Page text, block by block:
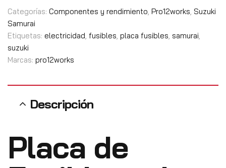
Categorías: Componentes y rendimiento, Pro12works, Suzuki
Samurai
Etiquetas: electricidad, fusibles, placa fusibles, samurai,
suzuki
Marcas: pro12works
Descripción
Placa de